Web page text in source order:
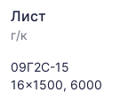
цена
по
данным
прайс-
цен
на
указанием
Лист
г/к
09Г2С-15
16x1500, 6000